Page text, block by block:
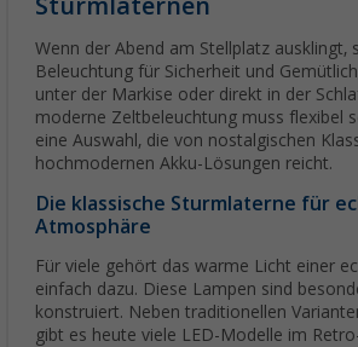
Sturmlaternen
Wenn der Abend am Stellplatz ausklingt,
Beleuchtung für Sicherheit und
unter der Markise oder direkt in der
moderne Zeltbeleuchtung muss flexibel
eine Auswahl, die von nostalgischen
hochmodernen Akku-Lösungen reicht.
Die klassische Sturmlaterne für
Atmosphäre
Für viele gehört das warme Licht einer
einfach dazu. Diese Lampen sind
konstruiert. Neben traditionellen
gibt es heute viele LED-Modelle im